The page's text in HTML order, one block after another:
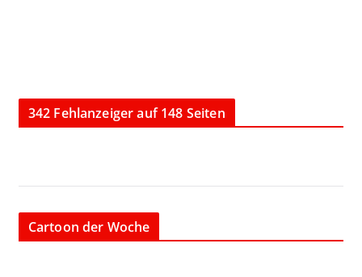
342 Fehlanzeiger auf 148 Seiten
Cartoon der Woche